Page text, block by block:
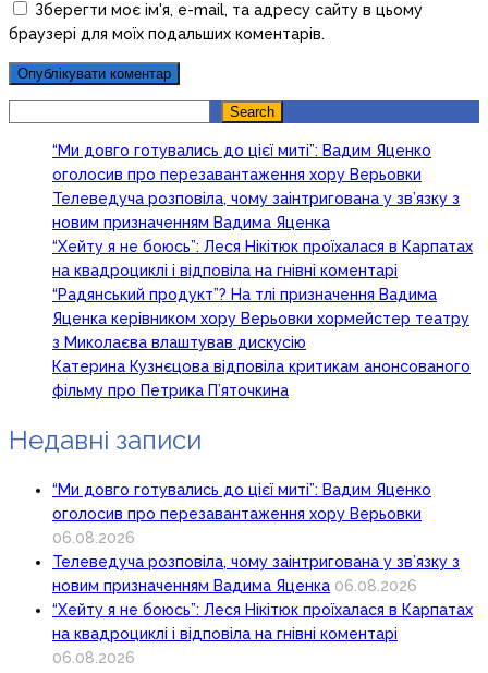
Зберегти моє ім'я, e-mail, та адресу сайту в цьому
браузері для моїх подальших коментарів.
Search
“Ми довго готувались до цієї миті”: Вадим Яценко
оголосив про перезавантаження хору Верьовки
Телеведуча розповіла, чому заінтригована у зв’язку з
новим призначенням Вадима Яценка
“Хейту я не боюсь”: Леся Нікітюк проїхалася в Карпатах
на квадроциклі і відповіла на гнівні коментарі
“Радянський продукт”? На тлі призначення Вадима
Яценка керівником хору Верьовки хормейстер театру
з Миколаєва влаштував дискусію
Катерина Кузнєцова відповіла критикам анонсованого
фільму про Петрика П’яточкина
Недавні записи
“Ми довго готувались до цієї миті”: Вадим Яценко
оголосив про перезавантаження хору Верьовки
06.08.2026
Телеведуча розповіла, чому заінтригована у зв’язку з
новим призначенням Вадима Яценка 06.08.2026
“Хейту я не боюсь”: Леся Нікітюк проїхалася в Карпатах
на квадроциклі і відповіла на гнівні коментарі
06.08.2026